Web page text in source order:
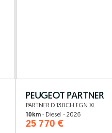
PEUGEOT PARTNER
PARTNER D 130CH FGN XL
10km - Diesel - 2026
25 770 €